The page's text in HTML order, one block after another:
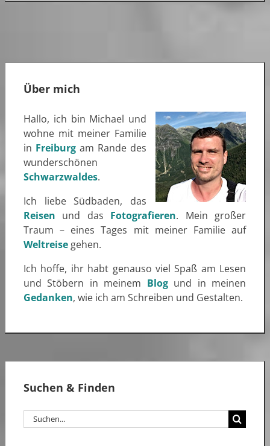
Über mich
Hallo, ich bin Michael und
wohne mit meiner Familie
in Freiburg am Rande des
wunderschönen
Schwarzwaldes.
Ich liebe Südbaden, das
Reisen und das Fotografieren. Mein großer
Traum – eines Tages mit meiner Familie auf
Weltreise gehen.
Ich hoffe, ihr habt genauso viel Spaß am Lesen
und Stöbern in meinem Blog und in meinen
Gedanken, wie ich am Schreiben und Gestalten.
Suchen & Finden
Suche
nach: